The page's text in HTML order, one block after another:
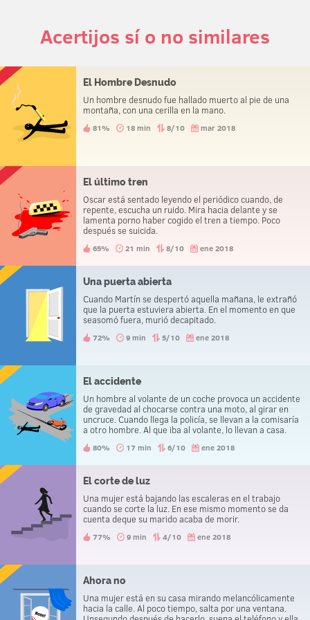
Acertijos sí o no similares
El Hombre Desnudo
Un hombre desnudo fue hallado muerto al pie de una
montaña, con una cerilla en la mano.
81% 18 min 8/10 mar 2018
El último tren
Oscar está sentado leyendo el periódico cuando, de
repente, escucha un ruido. Mira hacia delante y se
lamenta porno haber cogido el tren a tiempo. Poco
después se suicida.
65% 21 min 8/10 ene 2018
Una puerta abierta
Cuando Martín se despertó aquella mañana, le extrañó
que la puerta estuviera abierta. En el momento en que
seasomó fuera, murió decapitado.
72% 9 min 5/10 ene 2018
El accidente
Un hombre al volante de un coche provoca un accidente
de gravedad al chocarse contra una moto, al girar en
uncruce. Cuando llega la policía, se llevan a la comisaría
a otro hombre. Al que iba al volante, lo llevan a casa.
80% 17 min 6/10 ene 2018
El corte de luz
Una mujer está bajando las escaleras en el trabajo
cuando se corte la luz. En ese mismo momento se da
cuenta deque su marido acaba de morir.
77% 9 min 4/10 ene 2018
Ahora no
Una mujer está en su casa mirando melancólicamente
hacia la calle. Al poco tiempo, salta por una ventana.